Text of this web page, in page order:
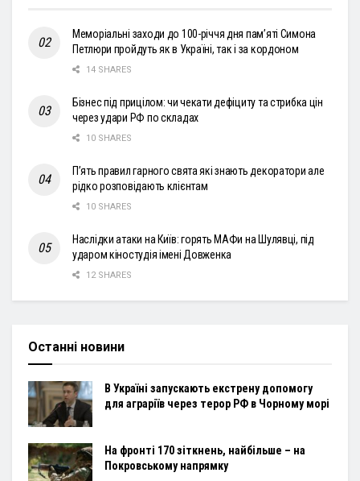
Меморіальні заходи до 100-річчя дня пам’яті Симона
Петлюри пройдуть як в Україні, так і за кордоном
14 SHARES
Бізнес під прицілом: чи чекати дефіциту та стрибка цін
через удари РФ по складах
10 SHARES
П’ять правил гарного свята які знають декоратори але
рідко розповідають клієнтам
10 SHARES
Наслідки атаки на Київ: горять МАФи на Шулявці, під
ударом кіностудія імені Довженка
12 SHARES
Останні новини
В Україні запускають екстрену допомогу
для аграріїв через терор РФ в Чорному морі
На фронті 170 зіткнень, найбільше – на
Покровському напрямку